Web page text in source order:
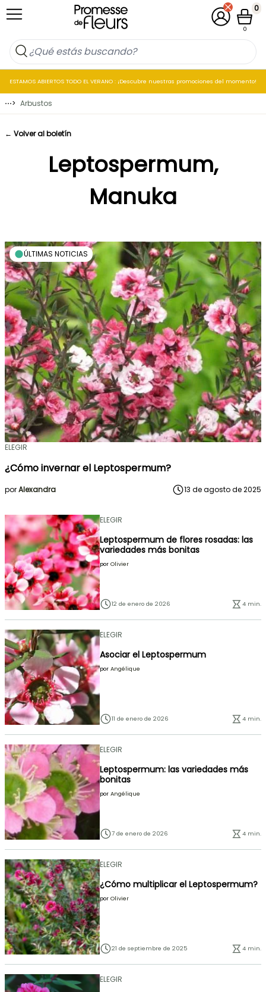
Ir al contenido Mi cuenta
Cesta
0
0
ESTAMOS ABIERTOS TODO EL VERANO : ¡Descubre nuestras promociones del momento!
⋯> Arbustos
Leptospermum,
Manuka
← Volver al boletín
ÚLTIMAS NOTICIAS
ELEGIR
¿Cómo invernar el Leptospermum?
porAlexandra 13 de agosto de 2025
ELEGIR
Leptospermum de flores rosadas: las
variedades más bonitas
por Olivier
12 de enero de 2026 4 min.
ELEGIR
Asociar el Leptospermum
por Angélique
11 de enero de 2026 4 min.
ELEGIR
Leptospermum: las variedades más
bonitas
por Angélique
7 de enero de 2026 4 min.
ELEGIR
¿Cómo multiplicar el Leptospermum?
por Olivier
21 de septiembre de 2025 4 min.
ELEGIR